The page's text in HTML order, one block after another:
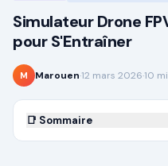
Simulateur Drone
pour S'Entraîner
M Marouen·12 mars 2026·10
📑 Sommaire